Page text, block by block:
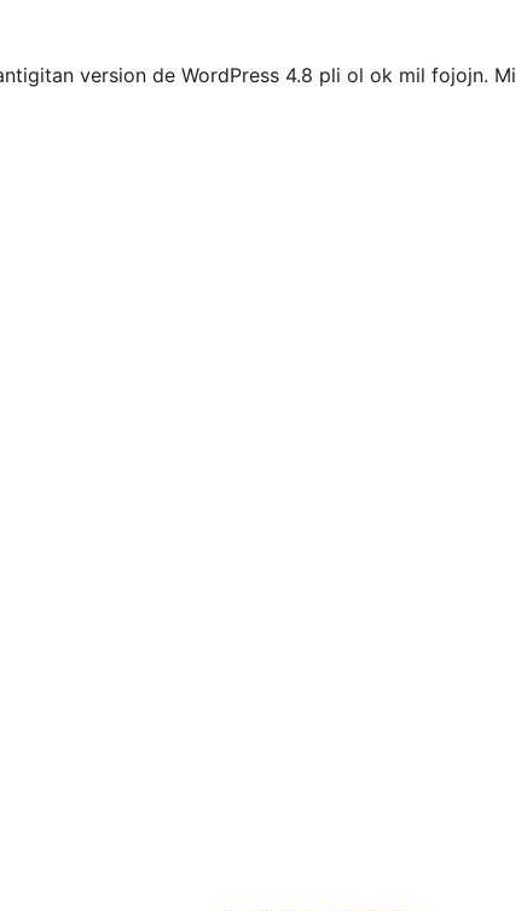
version de WordPress 4.8 pli ol ok mil fojojn. Mi